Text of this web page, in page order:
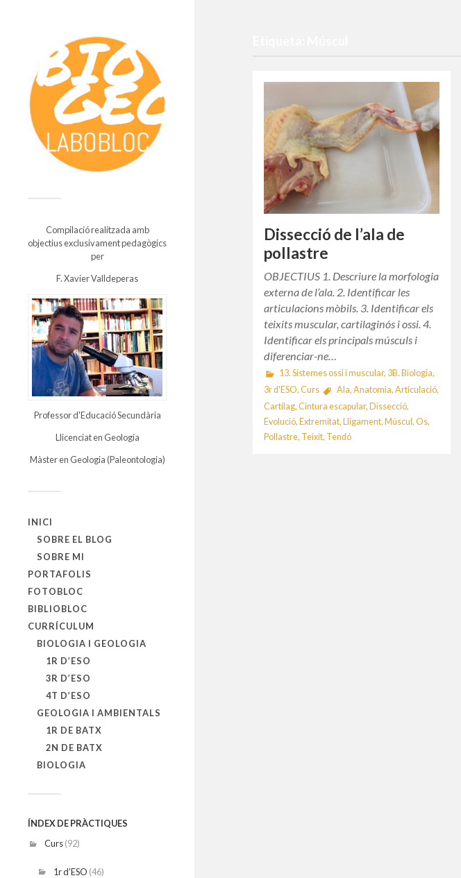
Compilació realitzada amb
objectius exclusivament pedagògics
per
F. Xavier Valldeperas
Professor d'Educació Secundària
Llicenciat en Geologia
Màster en Geologia (Paleontologia)
INICI
SOBRE EL BLOG
SOBRE MI
PORTAFOLIS
FOTOBLOC
BIBLIOBLOC
CURRÍCULUM
BIOLOGIA I GEOLOGIA
1R D’ESO
3R D’ESO
4T D’ESO
GEOLOGIA I AMBIENTALS
1R DE BATX
2N DE BATX
BIOLOGIA
ÍNDEX DE PRÀCTIQUES
Curs(92)
1r d’ESO (46)
Dissecció de l’ala de
pollastre
OBJECTIUS 1. Descriure la morfologia
externa de l’ala. 2. Identificar les
articulacions mòbils. 3. Identificar els
teixits muscular, cartilaginós i ossi. 4.
Identificar els principals músculs i
diferenciar-ne…
13. Sistemes ossi i muscular, 3B. Biologia,
3r d'ESO,Curs Ala, Anatomia, Articulació,
Cartílag,Cintura escapular,Dissecció,
Evolució,Extremitat,Lligament,Múscul,Os,
Pollastre, Teixit, Tendó